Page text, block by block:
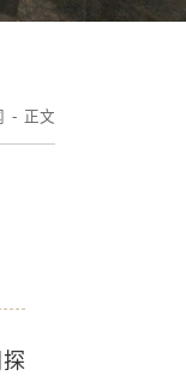
- 正文